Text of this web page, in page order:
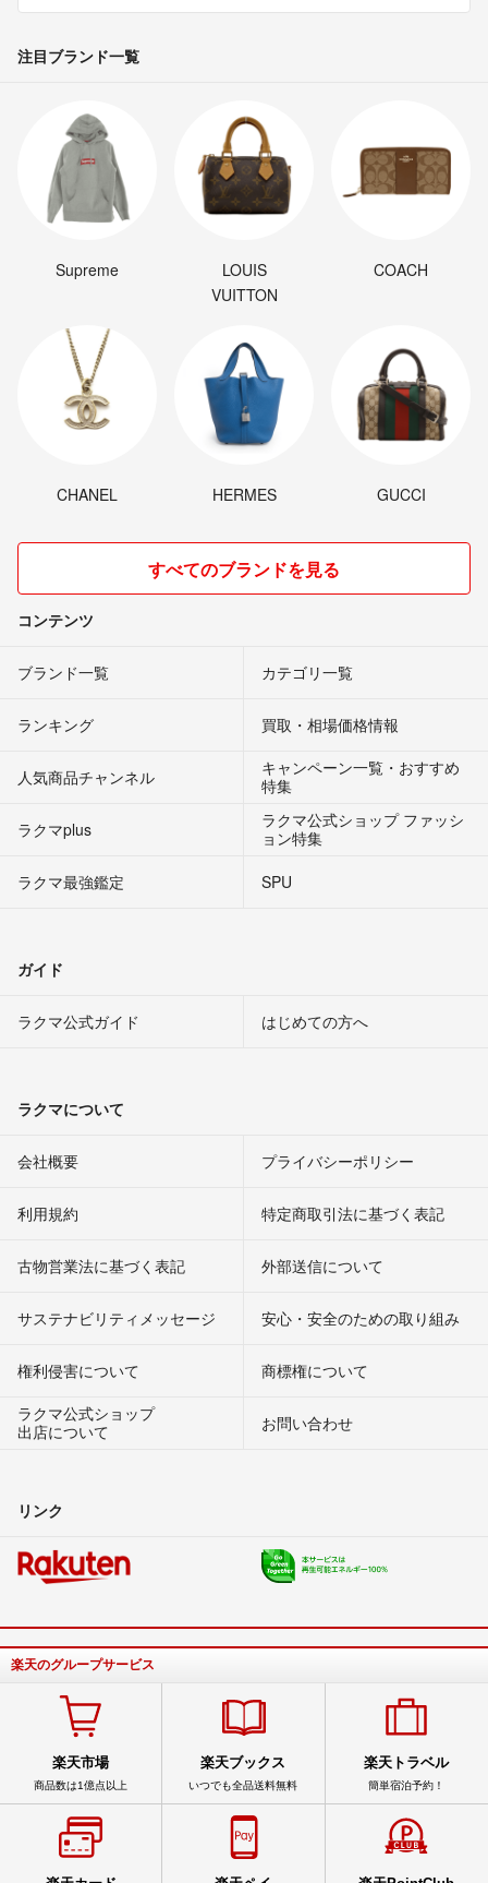
注目ブランド一覧
Supreme
LOUIS
VUITTON
COACH
CHANEL HERMES GUCCI
すべてのブランドを見る
コンテンツ
ブランド一覧 カテゴリ一覧
ランキング 買取・相場価格情報
人気商品チャンネル
キャンペーン一覧・おすすめ
特集
ラクマplus
ラクマ公式ショップ ファッシ
ョン特集
ラクマ最強鑑定
SPU
ガイド
ラクマ公式ガイド はじめての方へ
ラクマについて
会社概要 プライバシーポリシー
利用規約 特定商取引法に基づく表記
古物営業法に基づく表記 外部送信について
サステナビリティメッセージ 安心・安全のための取り組み
権利侵害について
商標権について
ラクマ公式ショップ
出店について
お問い合わせ
リンク
楽天のグループサービス
楽天市場
商品数は1億点以上
楽天ブックス
いつでも全品送料無料
楽天トラベル
簡単宿泊予約！